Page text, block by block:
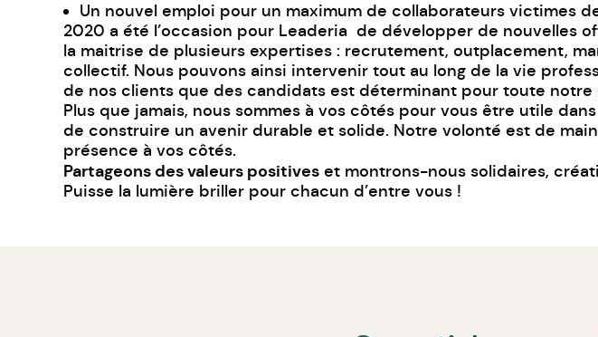
Un nouvel emploi pour un maximum de collaborateurs victimes
2020 a été l’occasion pour Leaderia de développer de nouvelles
la maitrise de plusieurs expertises : recrutement, outplacement,
collectif. Nous pouvons ainsi intervenir tout au long de la vie
de nos clients que des candidats est déterminant pour toute notre
Plus que jamais, nous sommes à vos côtés pour vous être utile
de construire un avenir durable et solide. Notre volonté est de
présence à vos côtés.
Partageons des valeurs positives et montrons-nous solidaires,
Puisse la lumière briller pour chacun d’entre vous !